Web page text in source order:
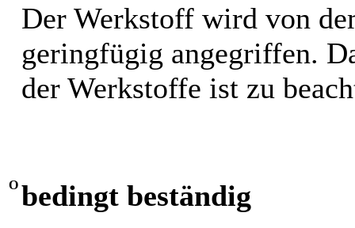
Der Werkstoff wird von
geringfügig angegriffen.
der Werkstoffe ist zu
O bedingt beständig